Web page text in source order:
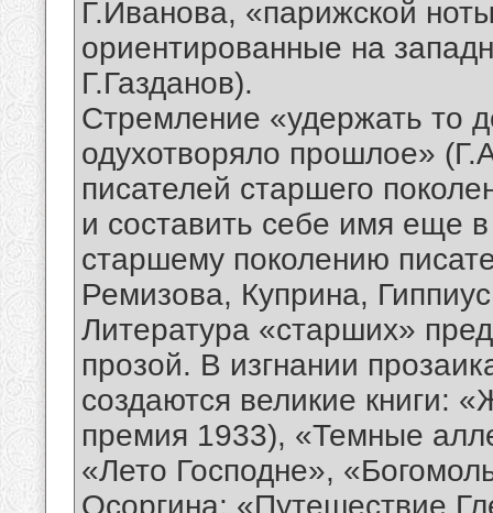
Г.Иванова, «парижской
ориентированные на
Г.Газданов).
Стремление «удержать то
одухотворяло прошлое»
писателей старшего
и составить себе имя еще
старшему поколению
Ремизова, Куприна,
Литература «старших»
прозой. В изгнании
создаются великие книги:
премия 1933), «Темные
«Лето Господне»,